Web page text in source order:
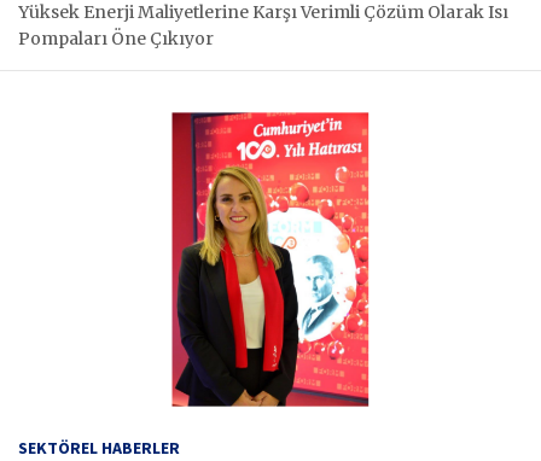
Yüksek Enerji Maliyetlerine Karşı Verimli Çözüm Olarak Isı
Pompaları Öne Çıkıyor
SEKTÖREL HABERLER